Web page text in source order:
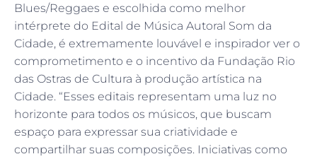
Blues/Reggaes e escolhida como melhor
intérprete do Edital de Música Autoral Som da
Cidade, é extremamente louvável e inspirador ver o
comprometimento e o incentivo da Fundação Rio
das Ostras de Cultura à produção artística na
Cidade. “Esses editais representam uma luz no
horizonte para todos os músicos, que buscam
espaço para expressar sua criatividade e
compartilhar suas composições. Iniciativas como